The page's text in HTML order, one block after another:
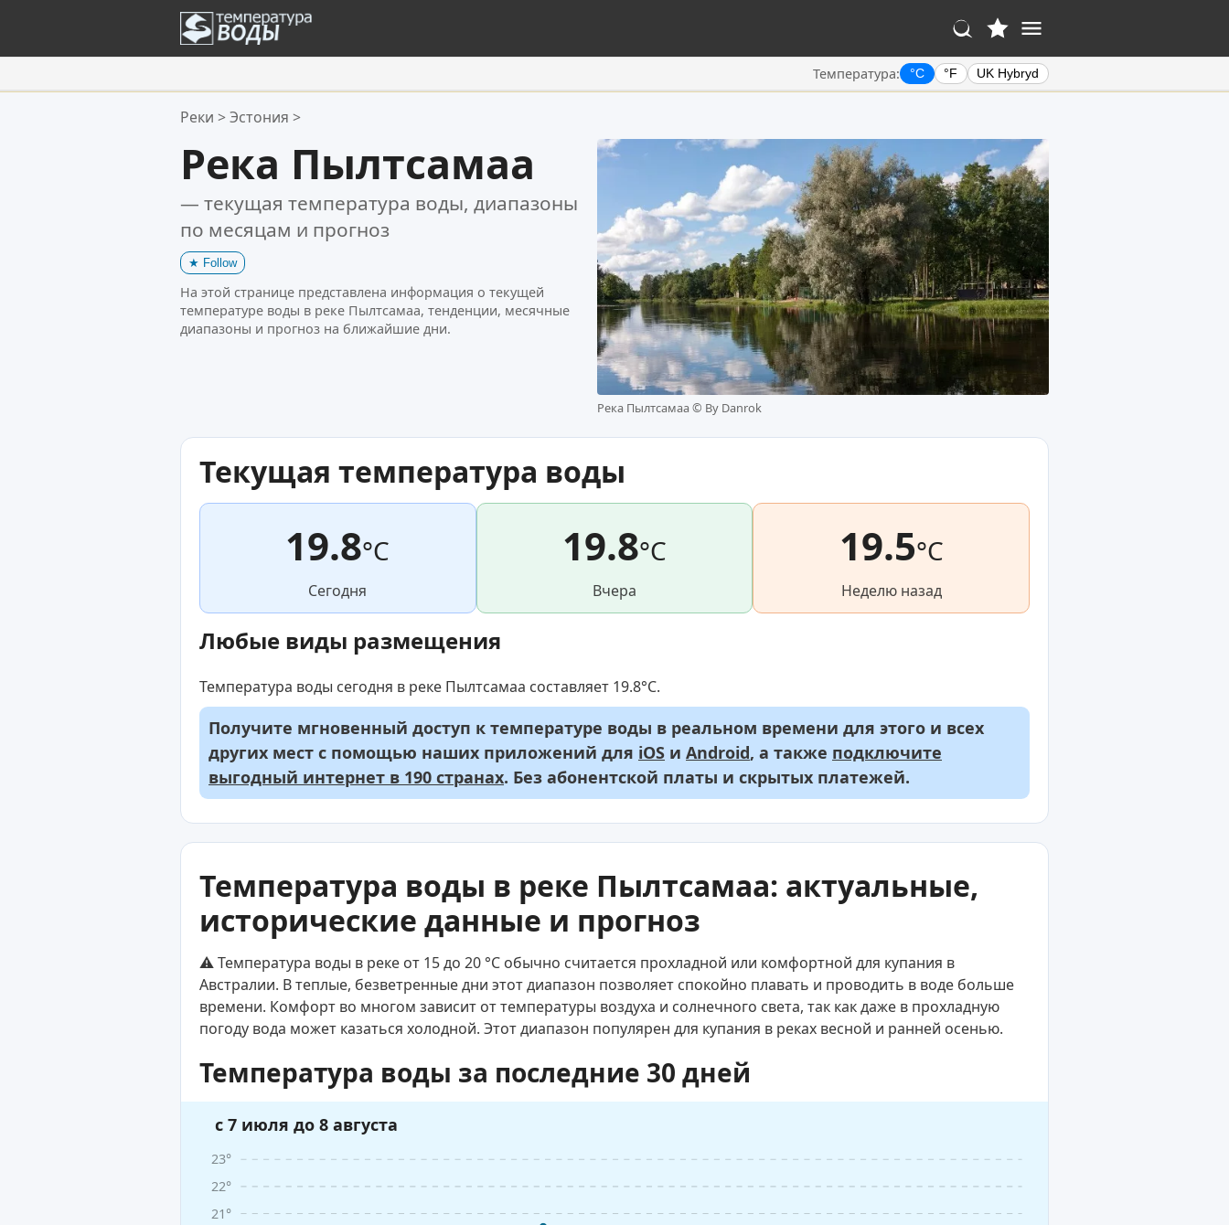
Температура: °C °F UK Hybryd
Ваше избранное:
Реки >Эстония >
Река Пылтсамаа
— текущая температура воды, диапазоны
по месяцам и прогноз
★ Follow
На этой странице представлена информация о текущей
температуре воды в реке Пылтсамаа, тенденции, месячные
диапазоны и прогноз на ближайшие дни.
Река Пылтсамаа © By Danrok
Текущая температура воды
19.8°C
Сегодня
19.8°C
Вчера
19.5°C
Неделю назад
Любые виды размещения
Температура воды сегодня в реке Пылтсамаа составляет 19.8°C.
Получите мгновенный доступ к температуре воды в реальном времени для этого и всех
других мест с помощью наших приложений для iOS и Android, а также подключите
выгодный интернет в 190 странах. Без абонентской платы и скрытых платежей.
Температура воды в реке Пылтсамаа: актуальные,
исторические данные и прогноз
⚠️ Температура воды в реке от 15 до 20 °C обычно считается прохладной или комфортной для купания в
Австралии. В теплые, безветренные дни этот диапазон позволяет спокойно плавать и проводить в воде больше
времени. Комфорт во многом зависит от температуры воздуха и солнечного света, так как даже в прохладную
погоду вода может казаться холодной. Этот диапазон популярен для купания в реках весной и ранней осенью.
Температура воды за последние 30 дней
с 7 июля до 8 августа
21°
22°
23°